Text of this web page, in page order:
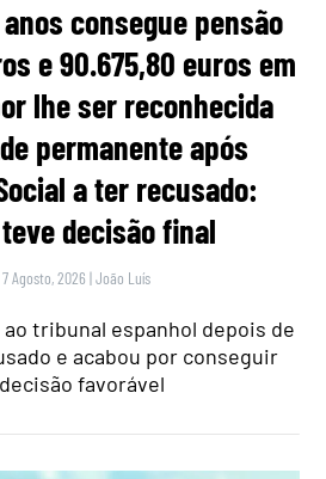
consegue pensão
e 90.675,80 euros em
lhe ser reconhecida
permanente após
a ter recusado:
decisão final
Agosto, 2026 |João Luís
tribunal espanhol depois de
e acabou por conseguir
favorável